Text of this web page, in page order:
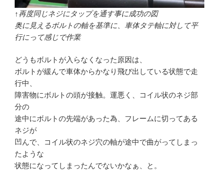
↑再度同じネジにタップを通す事に成功の図
奥に見えるボルトの軸を基準に、車体タテ軸に対して平
行にって感じで作業
どうもボルトが入らなくなった原因は、
ボルトが緩んで車体からかなり飛び出している状態で走
行中、
障害物にボルトの頭が接触。運悪く、コイル状のネジ部
分の
途中にボルトの先端があった為、フレームに切ってある
ネジが
凹んで、コイル状のネジ穴の軸が途中で曲がってしまっ
たような
状態になってしまったんでないかなぁ、と。